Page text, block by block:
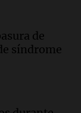
semana
de
síndrome